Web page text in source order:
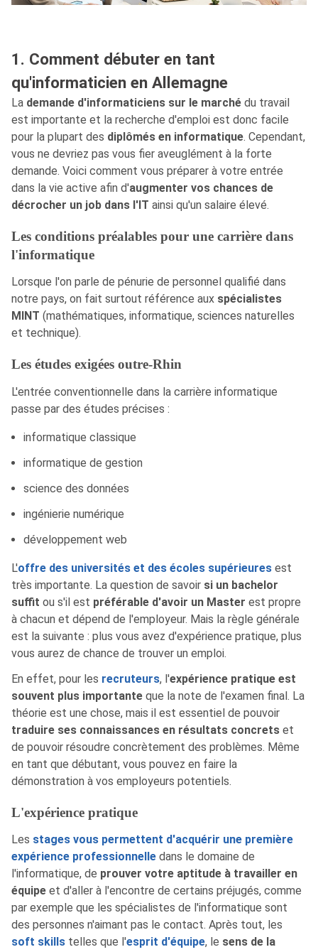
1. Comment débuter en tant
qu'informaticien en Allemagne
La demande d'informaticiens sur le marché du travail
est importante et la recherche d'emploi est donc facile
pour la plupart des diplômés en informatique. Cependant,
vous ne devriez pas vous fier aveuglément à la forte
demande. Voici comment vous préparer à votre entrée
dans la vie active afin d'augmenter vos chances de
décrocher un job dans l'IT ainsi qu'un salaire élevé.
Les conditions préalables pour une carrière dans
l'informatique
Lorsque l'on parle de pénurie de personnel qualifié dans
notre pays, on fait surtout référence aux spécialistes
MINT (mathématiques, informatique, sciences naturelles
et technique).
Les études exigées outre-Rhin
L'entrée conventionnelle dans la carrière informatique
passe par des études précises :
informatique classique
informatique de gestion
science des données
ingénierie numérique
développement web
L'offre des universités et des écoles supérieures est
très importante. La question de savoir si un bachelor
suffit ou s'il est préférable d'avoir un Master est propre
à chacun et dépend de l'employeur. Mais la règle générale
est la suivante : plus vous avez d'expérience pratique, plus
vous aurez de chance de trouver un emploi.
En effet, pour les recruteurs, l'expérience pratique est
souvent plus importante que la note de l'examen final. La
théorie est une chose, mais il est essentiel de pouvoir
traduire ses connaissances en résultats concrets et
de pouvoir résoudre concrètement des problèmes. Même
en tant que débutant, vous pouvez en faire la
démonstration à vos employeurs potentiels.
L'expérience pratique
Les stages vous permettent d'acquérir une première
expérience professionnelle dans le domaine de
l'informatique, de prouver votre aptitude à travailler en
équipe et d'aller à l'encontre de certains préjugés, comme
par exemple que les spécialistes de l'informatique sont
des personnes n'aimant pas le contact. Après tout, les
soft skills telles que l'esprit d'équipe, le sens de la